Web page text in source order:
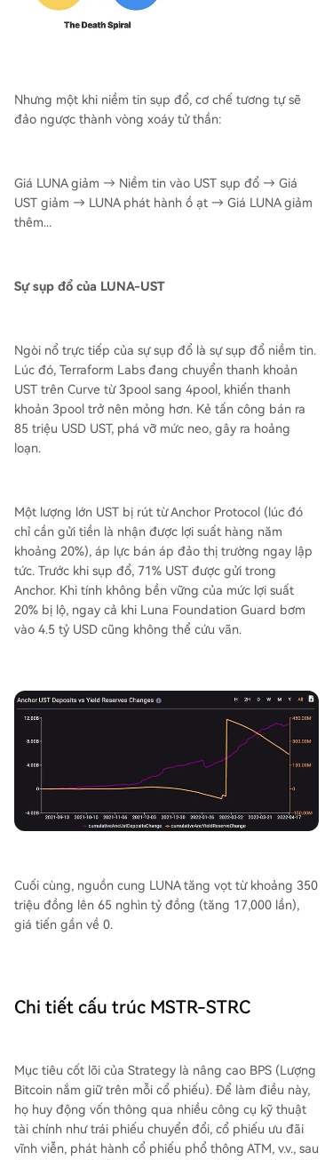
Nhưng một khi niềm tin sụp đổ, cơ chế tương tự sẽ
đảo ngược thành vòng xoáy tử thần:
Giá LUNA giảm → Niềm tin vào UST sụp đổ → Giá
UST giảm → LUNA phát hành ồ ạt → Giá LUNA giảm
thêm...
Sự sụp đổ của LUNA-UST
Ngòi nổ trực tiếp của sự sụp đổ là sự sụp đổ niềm tin.
Lúc đó, Terraform Labs đang chuyển thanh khoản
UST trên Curve từ 3pool sang 4pool, khiến thanh
khoản 3pool trở nên mỏng hơn. Kẻ tấn công bán ra
85 triệu USD UST, phá vỡ mức neo, gây ra hoảng
loạn.
Một lượng lớn UST bị rút từ Anchor Protocol (lúc đó
chỉ cần gửi tiền là nhận được lợi suất hàng năm
khoảng 20%), áp lực bán áp đảo thị trường ngay lập
tức. Trước khi sụp đổ, 71% UST được gửi trong
Anchor. Khi tính không bền vững của mức lợi suất
20% bị lộ, ngay cả khi Luna Foundation Guard bơm
vào 4.5 tỷ USD cũng không thể cứu vãn.
Cuối cùng, nguồn cung LUNA tăng vọt từ khoảng 350
triệu đồng lên 65 nghìn tỷ đồng (tăng 17,000 lần),
giá tiến gần về 0.
Chi tiết cấu trúc MSTR-STRC
Mục tiêu cốt lõi của Strategy là nâng cao BPS (Lượng
Bitcoin nắm giữ trên mỗi cổ phiếu). Để làm điều này,
họ huy động vốn thông qua nhiều công cụ kỹ thuật
tài chính như trái phiếu chuyển đổi, cổ phiếu ưu đãi
vĩnh viễn, phát hành cổ phiếu phổ thông ATM, v.v., sau